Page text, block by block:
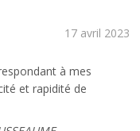
17 avril 2023
à mes
et rapidité de